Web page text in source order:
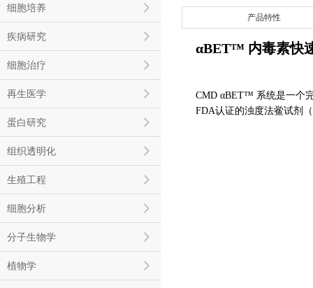
细胞培养
疾病研究
细胞治疗
再生医学
蛋白研究
组织透明化
生殖工程
细胞分析
分子生物学
植物学
产品特性
αBET™ 内毒素快
CMD αBET™ 系统是一个
FDA认证的浊度法鲎试剂